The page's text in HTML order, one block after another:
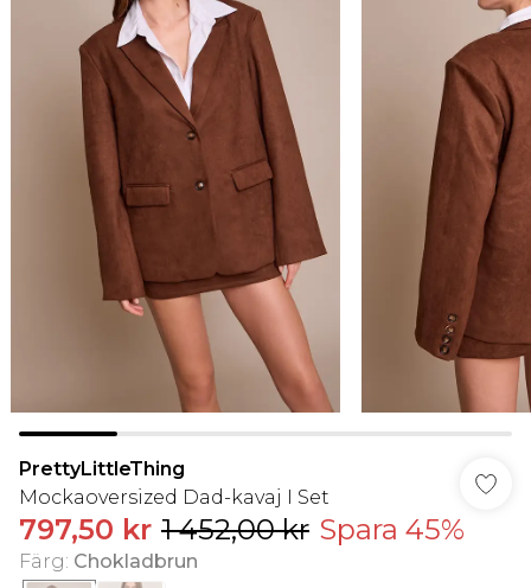
PrettyLittleThing
Mockaoversized Dad-kavaj I Set
797,50 kr 1 452,00 kr Spara 45%
Färg: Chokladbrun